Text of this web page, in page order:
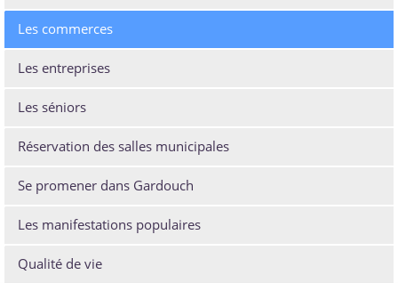
Les commerces
Les entreprises
Les séniors
Réservation des salles municipales
Se promener dans Gardouch
Les manifestations populaires
Qualité de vie